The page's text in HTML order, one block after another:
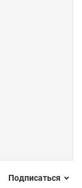
Подписаться